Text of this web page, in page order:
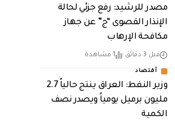
مصدر للرشيد: رفع جزئي لحالة
الإنذار القصوى “ج” عن جهاز
مكافحة الإرهاب
قبل 3 دقائق 1 مشاهدة
أقتصاد
وزير النفط: العراق ينتج حالياً 2.7
مليون برميل يومياً ويصدر نصف
الكمية